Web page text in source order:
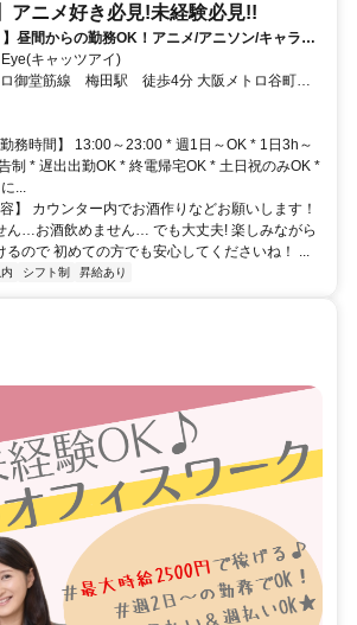
アニメ好き必見!未経験必見!!
】昼間からの勤務OK！アニメ/アニソン/キャラク
ら徒歩スグ！
キャッツアイ)
分
務時間】 13:00～23:00 * 週1日～OK * 1日3h～
制 * 遅出出勤OK * 終電帰宅OK * 土日祝のみOK *
...
】 カウンター内でお酒作りなどお願いします！
ん…お酒飲めません… でも大丈夫! 楽しみながら
るので 初めての方でも安心してくださいね！ ...
シフト制 昇給あり